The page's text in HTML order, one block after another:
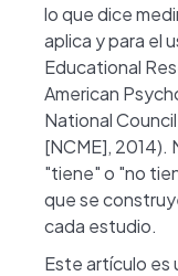
lo que dice
aplica y para el
Educational
American
National
[NCME], 2014).
"tiene" o "no
que se
cada estudio.
Este artículo es